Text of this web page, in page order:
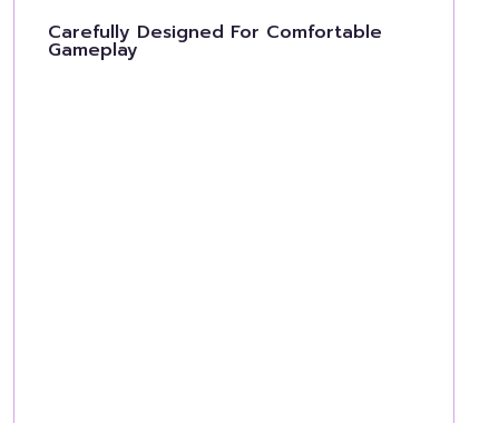
Carefully Designed For Comfortable
Gameplay